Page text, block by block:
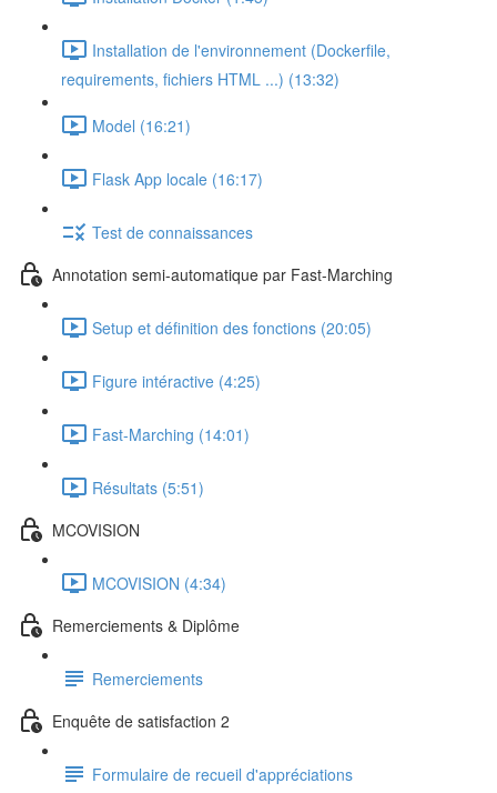
Installation de l'environnement (Dockerfile,
requirements, fichiers HTML ...) (13:32)
Model (16:21)
Flask App locale (16:17)
Test de connaissances
Annotation semi-automatique par Fast-Marching
Setup et définition des fonctions (20:05)
Figure intéractive (4:25)
Fast-Marching (14:01)
Résultats (5:51)
MCOVISION
MCOVISION (4:34)
Remerciements & Diplôme
Remerciements
Enquête de satisfaction 2
Formulaire de recueil d'appréciations